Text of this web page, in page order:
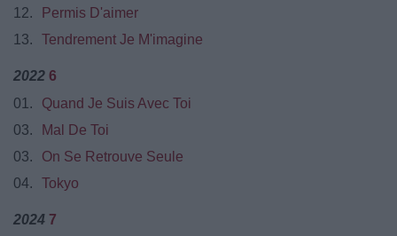
12.
Permis D'aimer
13.
Tendrement Je M'imagine
2022 6
01.
Quand Je Suis Avec Toi
03.
Mal De Toi
03.
On Se Retrouve Seule
04.
Tokyo
2024 7